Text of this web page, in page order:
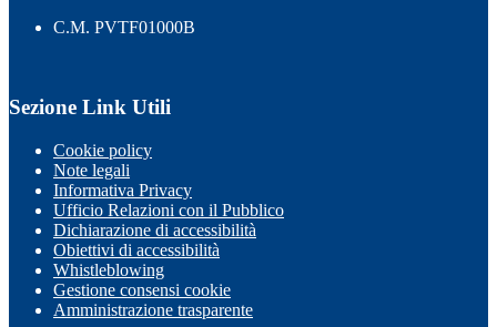
C.M. PVTF01000B
Sezione Link Utili
Cookie policy
Note legali
Informativa Privacy
Ufficio Relazioni con il Pubblico
Dichiarazione di accessibilità
Obiettivi di accessibilità
Whistleblowing
Gestione consensi cookie
Amministrazione trasparente